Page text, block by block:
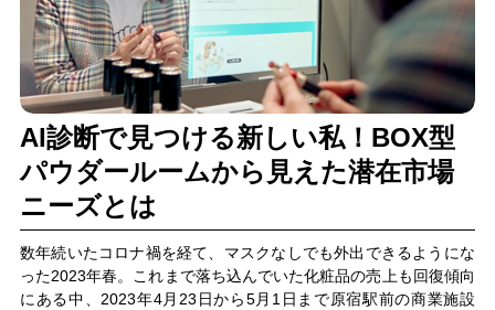
AI診断で見つける新しい私！BOX型
パウダールームから見えた潜在市場
ニーズとは
数年続いたコロナ禍を経て、マスクなしでも外出できるようにな
った2023年春。これまで落ち込んでいた化粧品の売上も回復傾向
にある中、2023年4月23日から5月1日まで原宿駅前の商業施設